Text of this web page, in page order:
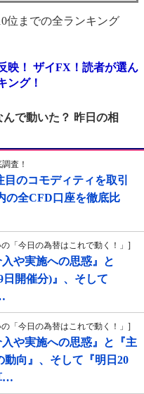
位までの全ランキング
映！ ザイFX！読者が選ん
ング！
で動いた？ 昨日の相
査！
のコモディティを取引
の全CFD口座を徹底比
「今日の為替はこれで動く！」]
や実施への思惑』と
日開催分)』、そして
「今日の為替はこれで動く！」]
や実施への思惑』と『主
向』、そして『明日20
…